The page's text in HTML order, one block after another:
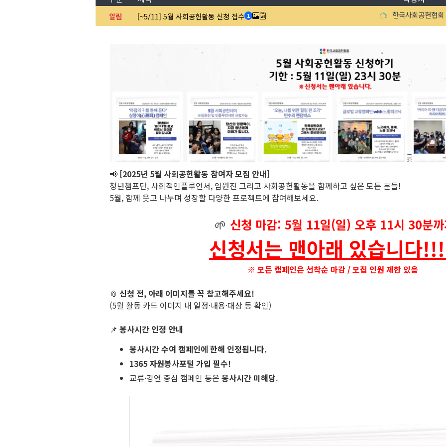
알림 [~5/11] 5월 사회공헌활동 신청 접수 1 한국사회공헌협회
📢 [2025년 5월 사회공헌활동 참여자 모집 안내]
청년챔프단, 사회적인플루언서, 임원진 그리고 사회공헌활동을 함께하고 싶은 모든 분들!
5월, 함께 웃고 나누며 성장할 다양한 프로젝트에 참여해보세요.
🌱 신청 마감: 5월 11일(일) 오후 11시 30분
신청서는 맨아래 있습니다
※ 모든 캠페인은 선착순 마감 / 모집 인원 제한 있음
📎 신청 전, 아래 이미지를 꼭 참고해주세요!
(5월 활동 카드 이미지 내 일정·내용·대상 등 확인)
📌 봉사시간 인정 안내
봉사시간 수여 캠페인에 한해 인정됩니다.
1365 자원봉사포털 가입 필수!
교류·강연 중심 캠페인 등은 봉사시간 미해당.